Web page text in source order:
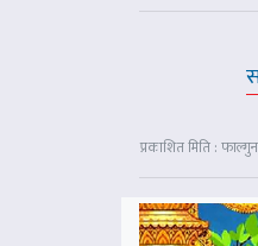
प्रकाशित मिति :